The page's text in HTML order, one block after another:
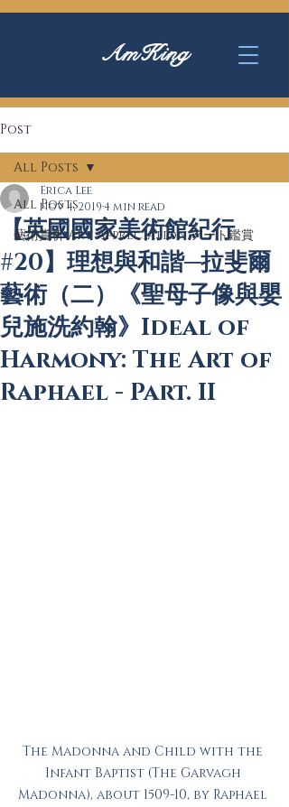
AmKing
Post
All Posts
藝術賞析 Art Appreciation アート鑑賞
All Posts
【英國國家美術館紀行
#20】理想與和諧─拉斐爾
藝術（二）《聖母子像與嬰
兒施洗約翰》Ideal of
Harmony: The Art of
Raphael - Part. II
Erica Lee
Nov 4, 20194 min read
The Madonna and Child with the
Infant Baptist (The Garvagh
Madonna), about 1509-10, by Raphael